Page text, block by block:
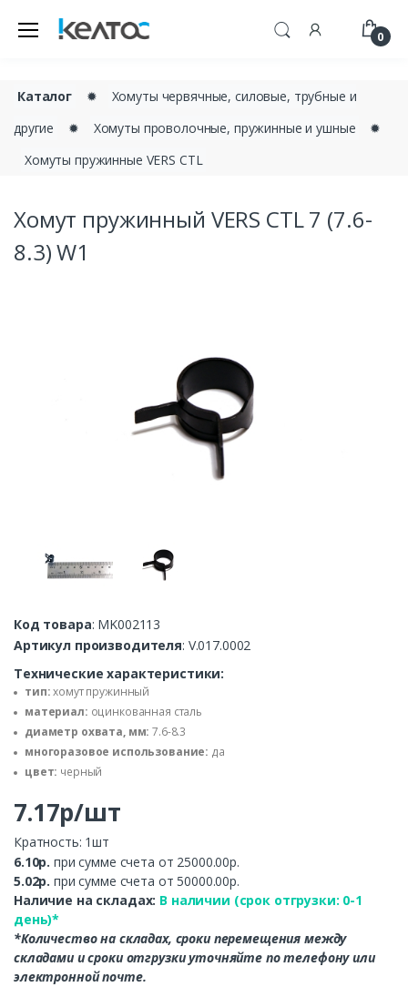
0
Каталог ✹
Хомуты червячные, силовые, трубные и
другие
✹ Хомуты проволочные, пружинные и ушные
✹
Хомуты пружинные VERS CTL
Хомут пружинный VERS CTL 7 (7.6-
8.3) W1
Код товара: MK002113
Артикул производителя: V.017.0002
Технические характеристики:
тип:хомут пружинный
материал: оцинкованная сталь
диаметр охвата, мм: 7.6-8.3
многоразовое использование: да
цвет: черный
7.17р/шт
Кратность: 1шт
6.10р. при сумме счета от 25000.00р.
5.02р. при сумме счета от 50000.00р.
Наличие на складах: В наличии (срок отгрузки: 0-1
день)*
*Количество на складах, сроки перемещения между
складами и сроки отгрузки уточняйте по телефону или
электронной почте.